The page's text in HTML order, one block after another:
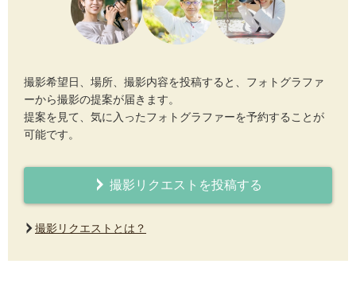
撮影希望日、場所、撮影内容を投稿すると、フォトグラファ
ーから撮影の提案が届きます。
提案を見て、気に入ったフォトグラファーを予約することが
可能です。
撮影リクエストを投稿する
撮影リクエストとは？